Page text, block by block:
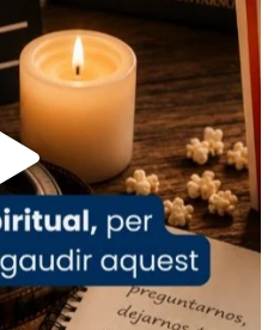
iglesia/news/2026-
papa-viaje-
i Semproniana ens